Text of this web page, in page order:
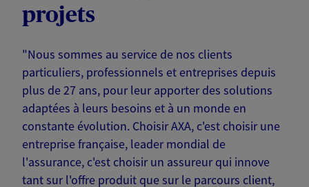
projets
"Nous sommes au service de nos clients
particuliers, professionnels et entreprises depuis
plus de 27 ans, pour leur apporter des solutions
adaptées à leurs besoins et à un monde en
constante évolution. Choisir AXA, c'est choisir une
entreprise française, leader mondial de
l'assurance, c'est choisir un assureur qui innove
tant sur l'offre produit que sur le parcours client,